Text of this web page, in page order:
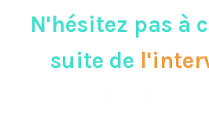
N'hésitez pas à
suite de